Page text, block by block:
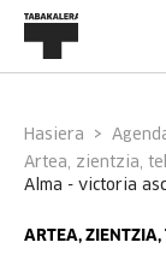
Hasiera
Artea, zientzia,
alma - victoria
ARTEA, ZIENTZIA,